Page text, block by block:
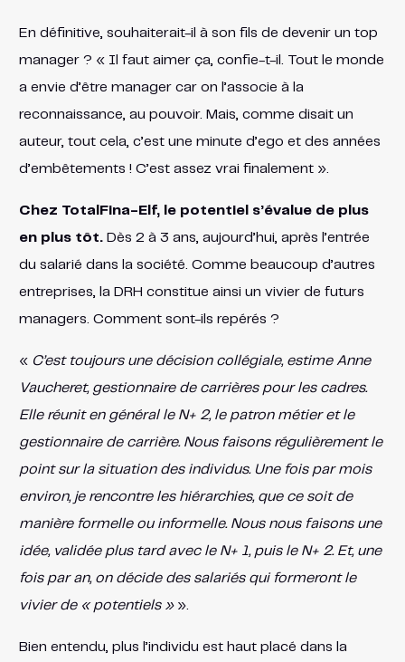
En définitive, souhaiterait-il à son fils de devenir un top
manager ? « Il faut aimer ça, confie-t-il. Tout le monde
a envie d’être manager car on l’associe à la
reconnaissance, au pouvoir. Mais, comme disait un
auteur, tout cela, c’est une minute d’ego et des années
d’embêtements ! C’est assez vrai finalement ».
Chez TotalFina-Elf, le potentiel s’évalue de plus
en plus tôt.Dès 2 à 3 ans, aujourd’hui, après l’entrée
du salarié dans la société. Comme beaucoup d’autres
entreprises, la DRH constitue ainsi un vivier de futurs
managers. Comment sont-ils repérés ?
« C’est toujours une décision collégiale, estime Anne
Vaucheret, gestionnaire de carrières pour les cadres.
Elle réunit en général le N+ 2, le patron métier et le
gestionnaire de carrière. Nous faisons régulièrement le
point sur la situation des individus. Une fois par mois
environ, je rencontre les hiérarchies, que ce soit de
manière formelle ou informelle. Nous nous faisons une
idée, validée plus tard avec le N+ 1, puis le N+ 2. Et, une
fois par an, on décide des salariés qui formeront le
vivier de « potentiels »».
Bien entendu, plus l’individu est haut placé dans la